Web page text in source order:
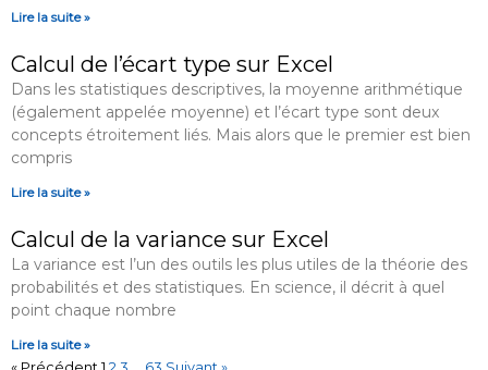
Lire la suite »
Calcul de l’écart type sur Excel
Dans les statistiques descriptives, la moyenne arithmétique
(également appelée moyenne) et l’écart type sont deux
concepts étroitement liés. Mais alors que le premier est bien
compris
Lire la suite »
Calcul de la variance sur Excel
La variance est l’un des outils les plus utiles de la théorie des
probabilités et des statistiques. En science, il décrit à quel
point chaque nombre
Lire la suite »